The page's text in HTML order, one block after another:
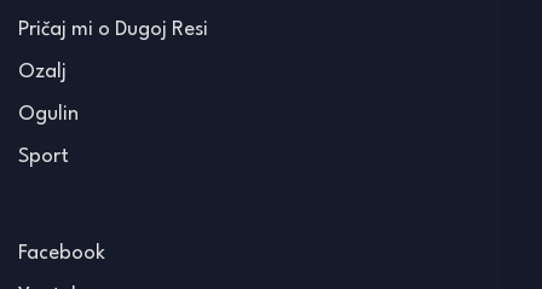
Pričaj mi o Dugoj Resi
Ozalj
Ogulin
Sport
Facebook